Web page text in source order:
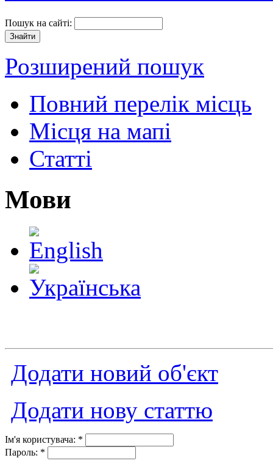
Пошук на сайті:
Розширений пошук
Повний перелік місць
Місця на мапі
Статті
Мови
Додати новий об'єкт
Додати нову статтю
Ім'я користувача: *
Пароль: *